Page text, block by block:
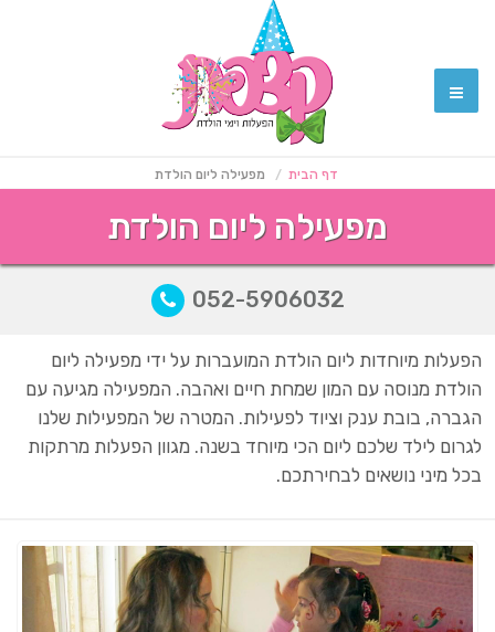
דף הבית מפעילה ליום הולדת
מפעילה ליום הולדת
052-5906032
הפעלות מיוחדות ליום הולדת המועברות על ידי מפעילה ליום
הולדת מנוסה עם המון שמחת חיים ואהבה. המפעילה מגיעה עם
הגברה, בובת ענק וציוד לפעילות. המטרה של המפעילות שלנו
לגרום לילד שלכם ליום הכי מיוחד בשנה. מגוון הפעלות מרתקות
בכל מיני נושאים לבחירתכם.